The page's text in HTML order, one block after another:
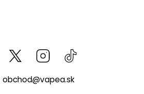
Facebook kzifcak85131Instagram
obchod@vapea.sk